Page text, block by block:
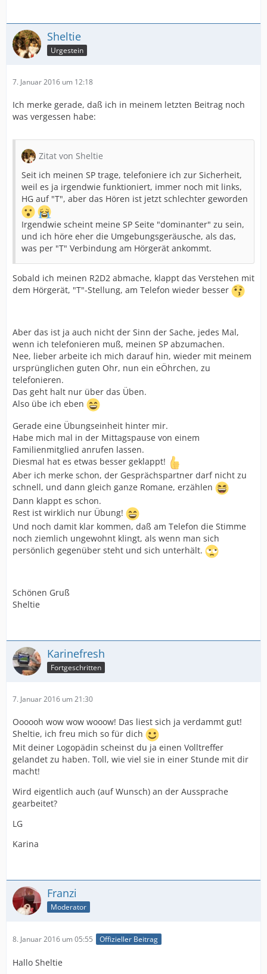
Sheltie
Urgestein
7. Januar 2016 um 12:18
Ich merke gerade, daß ich in meinem letzten Beitrag noch
was vergessen habe:
Zitat von Sheltie
Seit ich meinen SP trage, telefoniere ich zur Sicherheit,
weil es ja irgendwie funktioniert, immer noch mit links,
HG auf "T", aber das Hören ist jetzt schlechter geworden
Irgendwie scheint meine SP Seite "dominanter" zu sein,
und ich höre eher die Umgebungsgeräusche, als das,
was per "T" Verbindung am Hörgerät ankommt.
Sobald ich meinen R2D2 abmache, klappt das Verstehen mit
dem Hörgerät, "T"-Stellung, am Telefon wieder besser
Aber das ist ja auch nicht der Sinn der Sache, jedes Mal,
wenn ich telefonieren muß, meinen SP abzumachen.
Nee, lieber arbeite ich mich darauf hin, wieder mit meinem
ursprünglichen guten Ohr, nun ein eÖhrchen, zu
telefonieren.
Das geht halt nur über das Üben.
Also übe ich eben
Gerade eine Übungseinheit hinter mir.
Habe mich mal in der Mittagspause von einem
Familienmitglied anrufen lassen.
Diesmal hat es etwas besser geklappt!
Aber ich merke schon, der Gesprächspartner darf nicht zu
schnell, und dann gleich ganze Romane, erzählen
Dann klappt es schon.
Rest ist wirklich nur Übung!
Und noch damit klar kommen, daß am Telefon die Stimme
noch ziemlich ungewohnt klingt, als wenn man sich
persönlich gegenüber steht und sich unterhält.
Schönen Gruß
Sheltie
Karinefresh
Fortgeschritten
7. Januar 2016 um 21:30
Oooooh wow wow wooow! Das liest sich ja verdammt gut!
Sheltie, ich freu mich so für dich
Mit deiner Logopädin scheinst du ja einen Volltreffer
gelandet zu haben. Toll, wie viel sie in einer Stunde mit dir
macht!
Wird eigentlich auch (auf Wunsch) an der Aussprache
gearbeitet?
LG
Karina
Franzi
Moderator
8. Januar 2016 um 05:55 Offizieller Beitrag
Hallo Sheltie